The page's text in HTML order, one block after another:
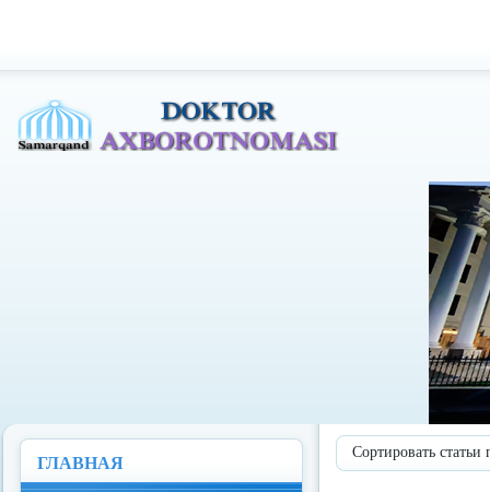
Сортировать
ГЛАВНАЯ